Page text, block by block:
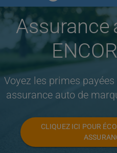
Assurance
Voyez les primes
assurance auto de
CLIQUEZ ICI POUR